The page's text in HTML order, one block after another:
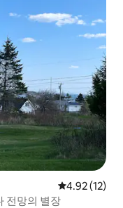
평점 4.92점
4.92 (12)
전망의 별장